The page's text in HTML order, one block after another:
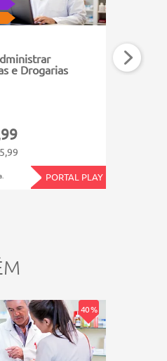
e Drogarias
PORTAL PLAY
Química
40 %